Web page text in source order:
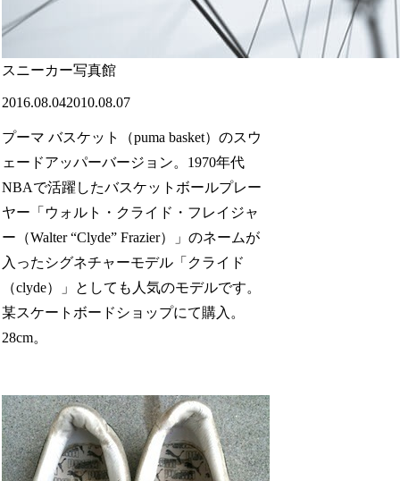
スニーカー写真館
2016.08.042010.08.07
プーマ バスケット（puma basket）のスウ
ェードアッパーバージョン。1970年代
NBAで活躍したバスケットボールプレー
ヤー「ウォルト・クライド・フレイジャ
ー（Walter “Clyde” Frazier）」のネームが
入ったシグネチャーモデル「クライド
（clyde）」としても人気のモデルです。
某スケートボードショップにて購入。
28cm。